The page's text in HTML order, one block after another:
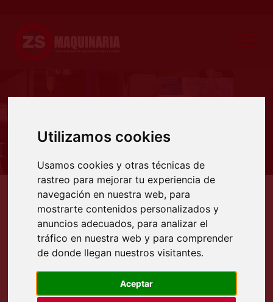
Utilizamos cookies
Usamos cookies y otras técnicas de
rastreo para mejorar tu experiencia de
navegación en nuestra web, para
mostrarte contenidos personalizados y
anuncios adecuados, para analizar el
tráfico en nuestra web y para comprender
de donde llegan nuestros visitantes.
Aceptar
Productos Cortadoras CNC Corte por plasma Corte plasma compacto
MÁQUINAS DE CORTE POR
PLASMA AIRE-AIRE PARA CHAPA
MODELO PRO